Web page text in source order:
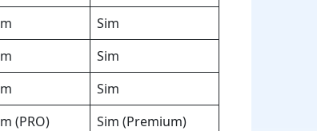
Sim
Sim
Sim
(PRO)
Sim (Premium)